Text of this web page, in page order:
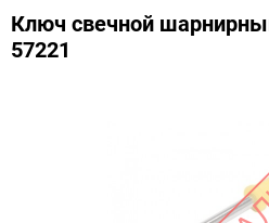
Ключ свечной
57221